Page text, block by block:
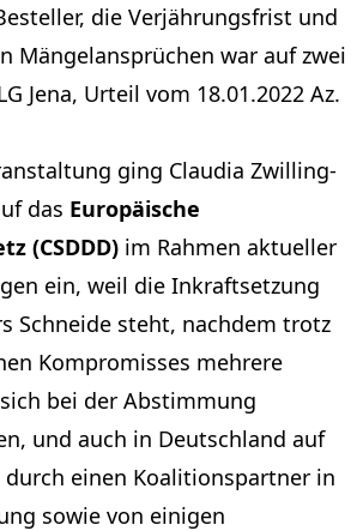
die Verjährungsfrist und
Mängelansprüchen war auf zwei
Jena, Urteil vom 18.01.2022 Az.
ging Claudia Zwilling-
das Europäische
(CSDDD) im Rahmen aktueller
ein, weil die Inkraftsetzung
Schneide steht, nachdem trotz
Kompromisses mehrere
bei der Abstimmung
und auch in Deutschland auf
einen Koalitionspartner in
sowie von einigen